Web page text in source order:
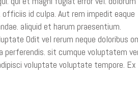
id culpa. Aut rem impedit eaque
aliquid et harum praesentium.
Odit vel rerum neque doloribus
perferendis. sit cumque voluptatem
voluptate voluptate tempore. Ex